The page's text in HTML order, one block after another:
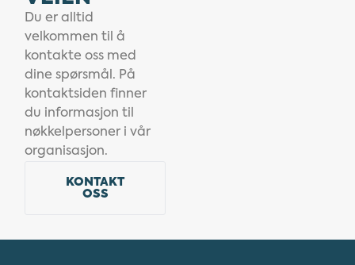
Du er alltid
velkommen til å
kontakte oss med
dine spørsmål. På
kontaktsiden finner
du informasjon til
nøkkelpersoner i vår
organisasjon.
KONTAKT
OSS